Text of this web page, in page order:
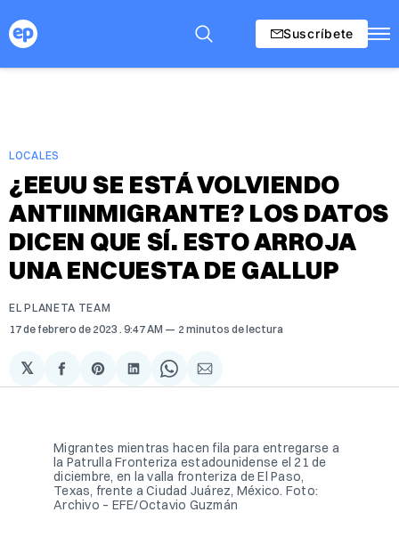
Suscríbete
LOCALES
¿EEUU SE ESTÁ VOLVIENDO
ANTIINMIGRANTE? LOS DATOS
DICEN QUE SÍ. ESTO ARROJA
UNA ENCUESTA DE GALLUP
EL PLANETA TEAM
17 de febrero de 2023 . 9:47 AM 2 minutos de lectura
𝕏
Compartir
en
Share
on
Compartir
en
Share
on
Compartir
via
Migrantes mientras hacen fila para entregarse a
la Patrulla Fronteriza estadounidense el 21 de
diciembre, en la valla fronteriza de El Paso,
Texas, frente a Ciudad Juárez, México. Foto:
Archivo – EFE/Octavio Guzmán